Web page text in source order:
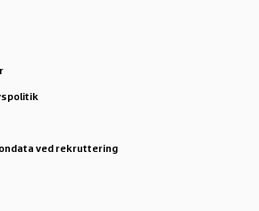
ved rekruttering